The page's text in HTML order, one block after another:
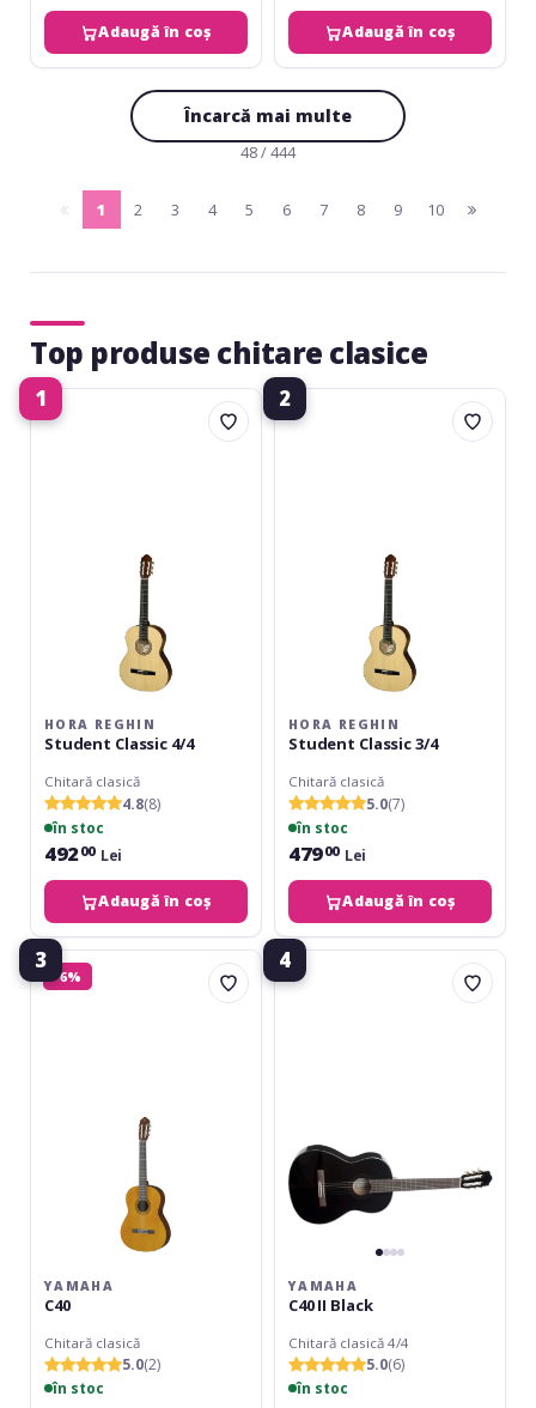
Adaugă în coș Adaugă în coș
Încarcă mai multe
48 / 444
pagina
1
(current)
2 3 4 5 6 7 8 9 10
pagina
Top produse chitare clasice
1
Hora
Reghin
HORA REGHIN
Student Classic 4/4
Chitară clasică
4.8(8)
în stoc
49200 Lei
Adaugă în coș
2
Hora
Reghin
HORA REGHIN
Student Classic 3/4
Chitară clasică
5.0(7)
în stoc
47900 Lei
Adaugă în coș
3
Yamaha
C40-6%
YAMAHA
C40
Chitară clasică
5.0(2)
în stoc
4
Yamaha
C40
YAMAHA
C40 II Black
Chitară clasică 4/4
5.0(6)
în stoc